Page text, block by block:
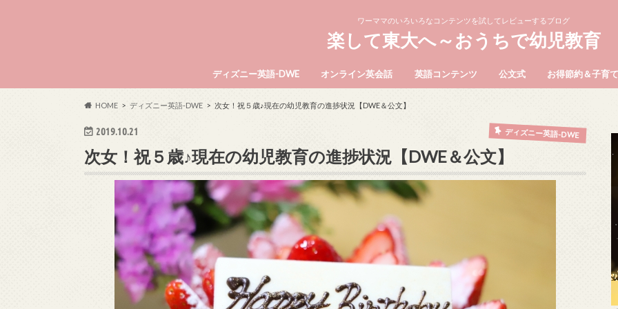
ワーママのいろいろなコンテンツを試してレビューするブログ
楽して東大へ～おうちで幼児教育
ディズニー英語-DWE オンライン英会話 英語コンテンツ 公文式 お得節約＆子育
HOME ディズニー英語-DWE 次女！祝５歳♪現在の幼児教育の進捗状況【DWE＆公文】
2019.10.21 ディズニー英語-DWE
次女！祝５歳♪現在の幼児教育の進捗状況【DWE＆公文】